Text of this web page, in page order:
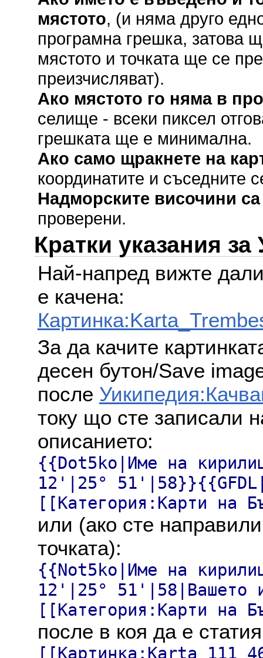
мястото, (и няма друго
програмна грешка, затова
мястото и точката ще се
преизчисляват).
Ако мястото го няма в
селище - всеки пиксел
грешката ще е минимална.
Ако само щракнете на
координатите и съседните
Надморските височини
проверени.
Кратки указания
Най-напред вижте
е качена:
За да качите
десен бутон/Save
после
току що сте записали
описанието:
{{Dot5ko|Име на
12'|25°
[[Категория:Карти на
или (ако сте
точката):
{{Not5ko|Име на
12'|25° 51'|58|Вашето
[[Категория:Карти на
после в коя да е